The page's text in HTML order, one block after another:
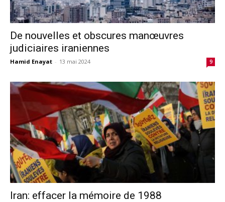
De nouvelles et obscures manœuvres
judiciaires iraniennes
Hamid Enayat - 13 mai 2024 9
Iran: effacer la mémoire de 1988